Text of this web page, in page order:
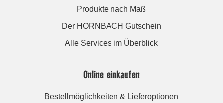
Produkte nach Maß
Der HORNBACH Gutschein
Alle Services im Überblick
Online einkaufen
Bestellmöglichkeiten & Lieferoptionen